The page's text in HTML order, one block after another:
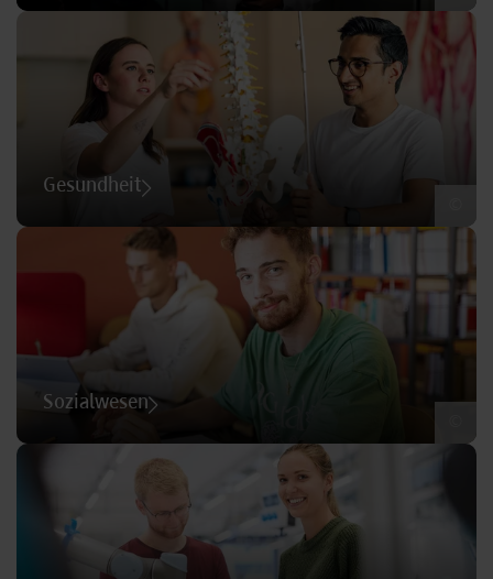
Gesundheit
Sozialwesen